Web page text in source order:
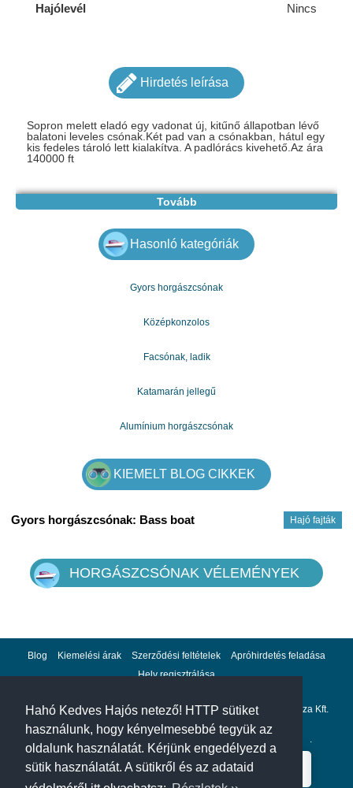
Hahó Kedves Hajós netező! HTTP sütiket
használunk, hogy kényelmesebbé tegyük az
oldalunk használatát. Kérjünk engedélyezd a
sütik használatát. A sütikről és az adataid
Hajólevél
Nincs
Hirdetés leírása
Sopron melett eladó egy vadonat új, kitűnő állapotban lévő
balatoni leveles csónak.Két pad van a csónakban, hátul egy
kis fedeles tároló lett kialakítva. A padlórács kivehető.Az ára
140000 ft
Tovább
Hasonló kategóriák
Gyors horgászcsónak
Középkonzolos
Facsónak, ladik
Katamarán jellegű
Alumínium horgászcsónak
KIEMELT BLOG CIKKEK
Hajó fajták
Gyors horgászcsónak: Bass boat
HORGÁSZCSÓNAK VÉLEMÉNYEK
Blog Kiemelési árak Szerződési feltételek
Apróhirdetés feladása
Hely regisztrálása
Adatvédelem Impresszum A hahohajo.hu kiadója a GlobalPlaza Kft.
A hahohajo.hu online bankkártyás fizetési partnere az .